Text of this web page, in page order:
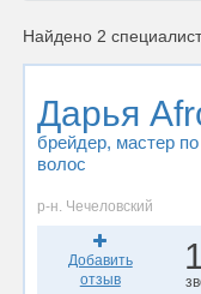
Найдено 2
Дарья
брейдер, мастер
волос
р-н. Чечеловский
Добавить
отзыв